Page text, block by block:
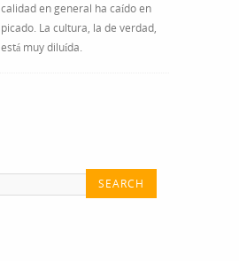
calidad en general ha caído en
picado. La cultura, la de verdad,
está muy diluída.